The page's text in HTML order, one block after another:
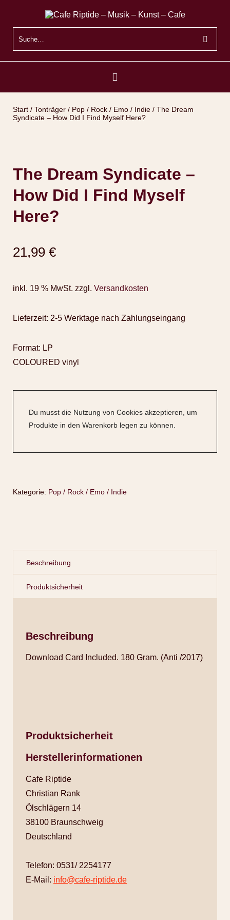
Start / Tonträger / Pop / Rock / Emo / Indie / The Dream
Syndicate – How Did I Find Myself Here?
The Dream Syndicate –
How Did I Find Myself
Here?
21,99 €
inkl. 19 % MwSt. zzgl. Versandkosten
Lieferzeit: 2-5 Werktage nach Zahlungseingang
Format: LP
COLOURED vinyl
Du musst die Nutzung von Cookies akzeptieren, um
Produkte in den Warenkorb legen zu können.
Kategorie: Pop / Rock / Emo / Indie
Beschreibung
Produktsicherheit
Beschreibung
Download Card Included. 180 Gram. (Anti /2017)
Produktsicherheit
Herstellerinformationen
Cafe Riptide
Christian Rank
Ölschlägern 14
38100 Braunschweig
Deutschland
Telefon: 0531/ 2254177
E-Mail: info@cafe-riptide.de